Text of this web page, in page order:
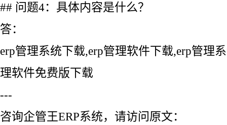
## 问题4：具体内容是什么？
答：
erp管理系统下载,erp管理软件下载,erp管理
理软件免费版下载
---
咨询企管王ERP系统，请访问原文：